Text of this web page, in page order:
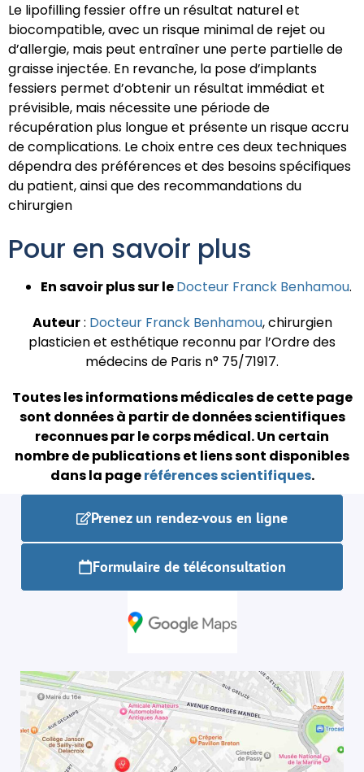
Le lipofilling fessier offre un résultat naturel et
biocompatible, avec un risque minimal de rejet ou
d’allergie, mais peut entraîner une perte partielle de
graisse injectée. En revanche, la pose d’implants
fessiers permet d’obtenir un résultat immédiat et
prévisible, mais nécessite une période de
récupération plus longue et présente un risque accru
de complications. Le choix entre ces deux techniques
dépendra des préférences et des besoins spécifiques
du patient, ainsi que des recommandations du
chirurgien
Pour en savoir plus
En savoir plus sur leDocteur Franck Benhamou.
Auteur: Docteur Franck Benhamou, chirurgien
plasticien et esthétique reconnu par l’Ordre des
médecins de Paris n° 75/71917.
Toutes les informations médicales de cette page
sont données à partir de données scientifiques
reconnues par le corps médical.Un certain
nombre de publications et liens sont disponibles
dans la pageréférences scientifiques.
Prenez un rendez-vous en ligne
Formulaire de téléconsultation